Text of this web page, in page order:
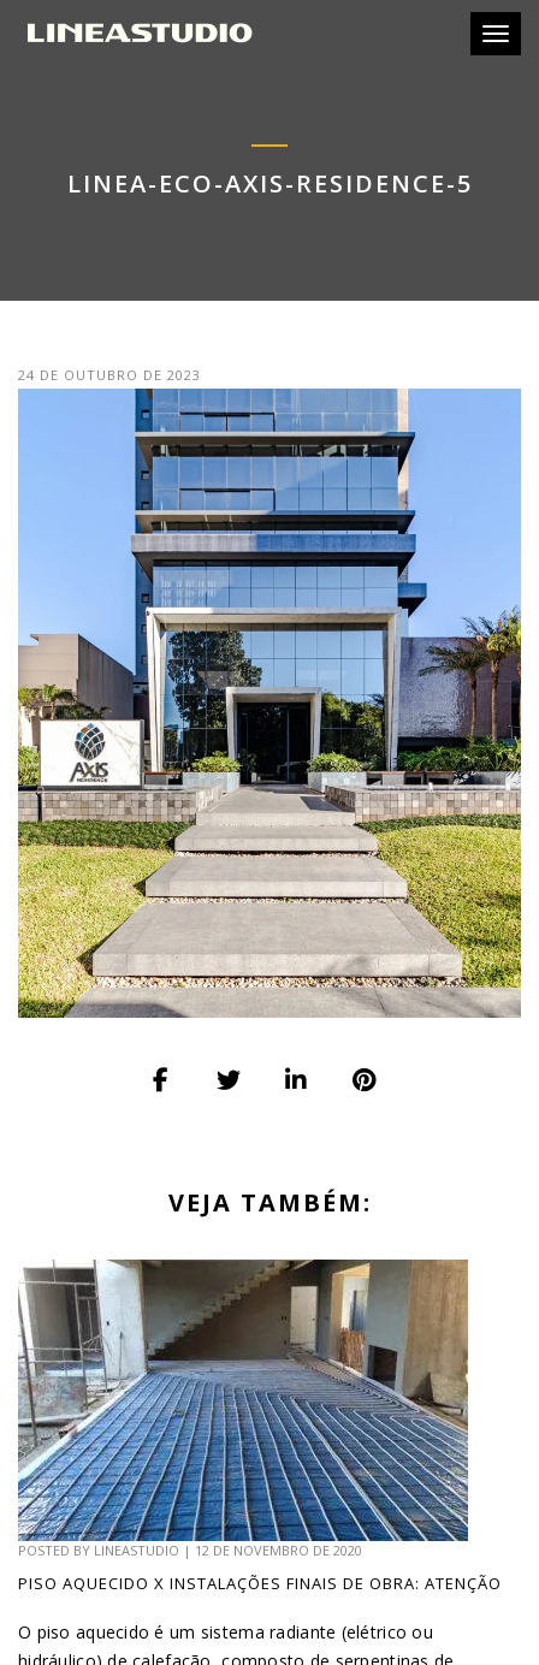
LINEA-ECO-AXIS-RESIDENCE-5
24 DE OUTUBRO DE 2023
VEJA TAMBÉM:
POSTED BY LINEASTUDIO | 12 DE NOVEMBRO DE 2020
PISO AQUECIDO X INSTALAÇÕES FINAIS DE OBRA: ATENÇÃO
O piso aquecido é um sistema radiante (elétrico ou
hidráulico) de calefação, composto de serpentinas de